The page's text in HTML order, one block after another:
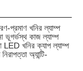
প্রমাণ খনির ল্যাম্প
ভূগর্ভস্থ কাজ ল্যাম্প
LED খনির ক্যাপ ল্যাম্প
অ্যান্টি-